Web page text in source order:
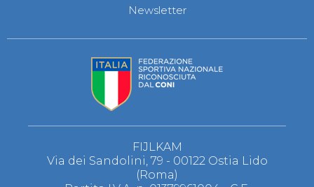
Newsletter
FIJLKAM
Via dei Sandolini, 79 - 00122 Ostia Lido
(Roma)